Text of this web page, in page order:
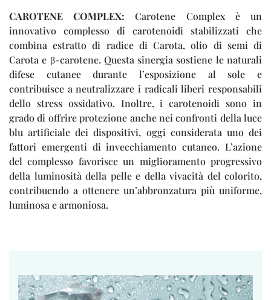
CAROTENE COMPLEX: Carotene Complex è un
innovativo complesso di carotenoidi stabilizzati che
combina estratto di radice di Carota, olio di semi di
Carota e β-carotene. Questa sinergia sostiene le naturali
difese cutanee durante l’esposizione al sole e
contribuisce a neutralizzare i radicali liberi responsabili
dello stress ossidativo. Inoltre, i carotenoidi sono in
grado di offrire protezione anche nei confronti della luce
blu artificiale dei dispositivi, oggi considerata uno dei
fattori emergenti di invecchiamento cutaneo. L’azione
del complesso favorisce un miglioramento progressivo
della luminosità della pelle e della vivacità del colorito,
contribuendo a ottenere un’abbronzatura più uniforme,
luminosa e armoniosa.